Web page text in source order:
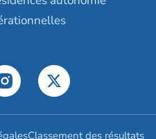
Classement des résultats